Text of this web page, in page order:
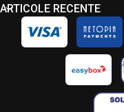
ARTICOLE RECENTE